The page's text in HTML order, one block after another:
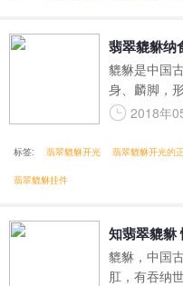
翡翠貔貅纳
官运
貔貅是中国
身、麟脚，
为貔貅是转
戴翡翠貔貅
2018年
标签: 翡翠貔貅开光 翡翠貔貅开光的
翡翠貔貅挂件
知翡翠貔貅
的财富
貔貅，中国
肛，有吞纳